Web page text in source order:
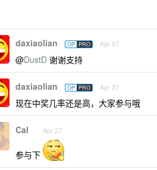
daxiaolian OP PRO Apr 27
@DustD 谢谢支持
daxiaolian OP PRO Apr 27
现在中奖几率还是高，大家参与哦
Cal Apr 27
参与下